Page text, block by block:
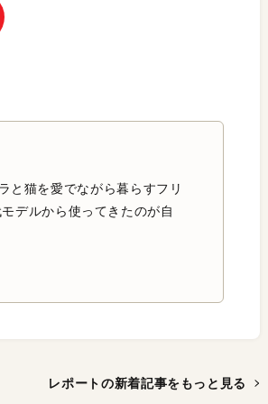
と猫を愛でながら暮らすフリ
デルから使ってきたのが自
レポートの新着記事をもっと見る